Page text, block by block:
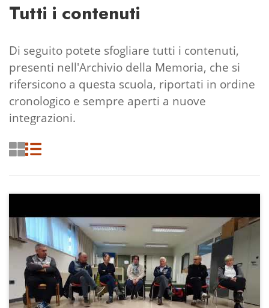
Tutti i contenuti
Di seguito potete sfogliare tutti i contenuti,
presenti nell'Archivio della Memoria, che si
rifersicono a questa scuola, riportati in ordine
cronologico e sempre aperti a nuove
integrazioni.